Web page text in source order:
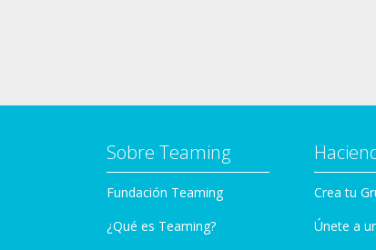
Sobre Teaming
Fundación Teaming
¿Qué es Teaming?
Crea tu
Únete a